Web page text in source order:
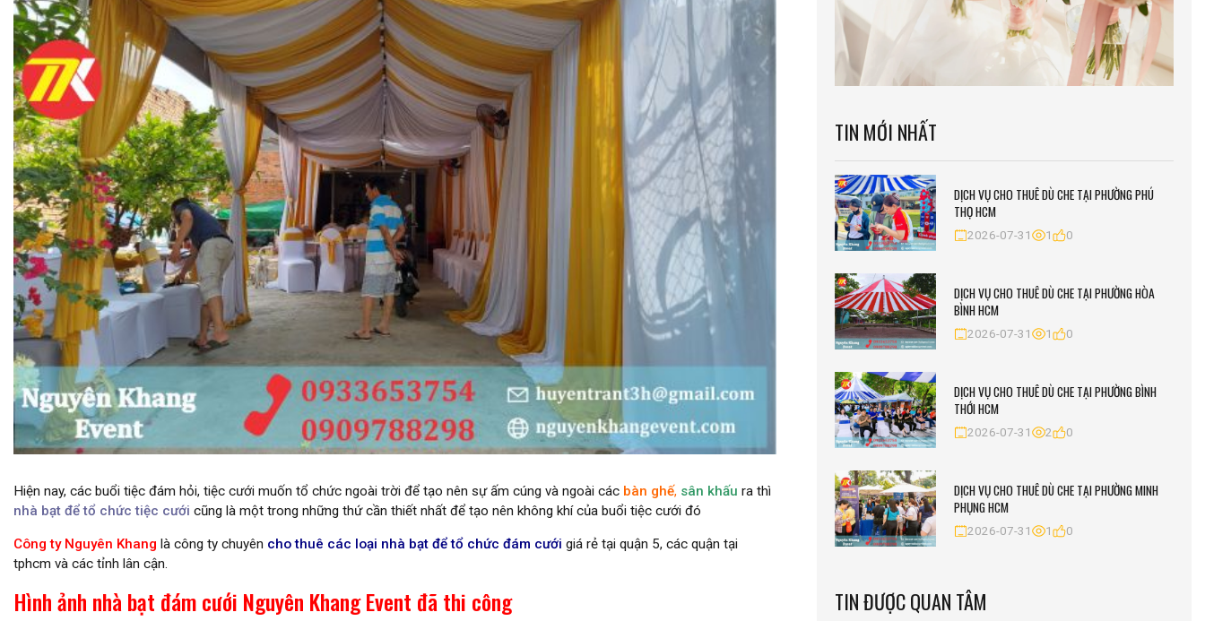
Hiện nay, các buổi tiệc đám hỏi, tiệc cưới muốn tổ chức ngoài trời để tạo nên sự ấm cúng và ngoài các bàn ghế, sân khấu ra thì
nhà bạt để tổ chức tiệc cưới cũng là một trong những thứ cần thiết nhất để tạo nên không khí của buổi tiệc cưới đó
Công ty Nguyên Khang là công ty chuyên cho thuê các loại nhà bạt để tổ chức đám cưới giá rẻ tại quận 5, các quận tại
tphcm và các tỉnh lân cận.
Hình ảnh nhà bạt đám cưới Nguyên Khang Event đã thi công
TIN MỚI NHẤT
DỊCH VỤ CHO THUÊ DÙ CHE TẠI PHƯỜNG PHÚ
THỌ HCM
2026-07-31 1 0
DỊCH VỤ CHO THUÊ DÙ CHE TẠI PHƯỜNG HÒA
BÌNH HCM
2026-07-31 1 0
DỊCH VỤ CHO THUÊ DÙ CHE TẠI PHƯỜNG BÌNH
THỚI HCM
2026-07-31 2 0
DỊCH VỤ CHO THUÊ DÙ CHE TẠI PHƯỜNG MINH
PHỤNG HCM
2026-07-31 1 0
TIN ĐƯỢC QUAN TÂM